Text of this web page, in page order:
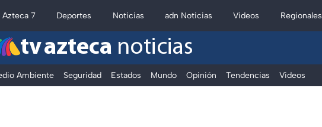
Azteca 7 Deportes Noticias adn Noticias Videos Regionales
tv azteca noticias
Ambiente Seguridad Estados Mundo Opinión Tendencias Videos